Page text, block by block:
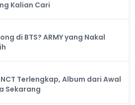
Kalian Cari
di BTS? ARMY yang Nakal
Terlengkap, Album dari Awal
Sekarang